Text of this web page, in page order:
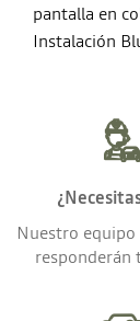
pantalla en
Instalación
Nuestro equipo
responderán